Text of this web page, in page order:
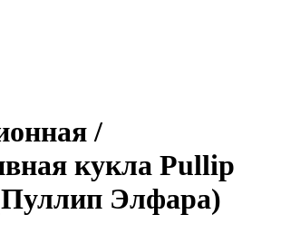
/
кукла Pullip
Элфара)